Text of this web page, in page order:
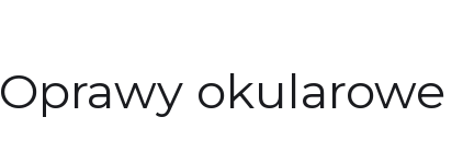
Oprawy okularowe